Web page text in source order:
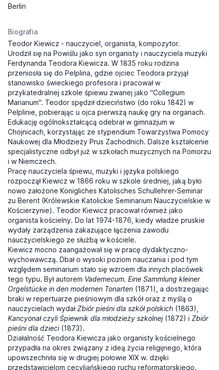
Berlin
Biografia
Teodor Kiewicz - nauczyciel, organista, kompozytor.
Urodził się na Powiślu jako syn organisty i nauczyciela muzyki
Ferdynanda Teodora Kiewicza. W 1835 roku rodzina
przeniosła się do Pelplina, gdzie ojciec Teodora przyjął
stanowisko świeckiego profesora i pracował w
przykatedralnej szkole śpiewu zwanej jako "Collegium
Marianum". Teodor spędził dzieciństwo (do roku 1842) w
Pelplinie, pobierając u ojca pierwszą naukę gry na organach.
Edukację ogólnokształcącą odebrał w gimnazjum w
Chojnicach, korzystając ze stypendium Towarzystwa Pomocy
Naukowej dla Młodzieży Prus Zachodnich. Dalsze kształcenie
specjalistyczne odbył już w szkołach muzycznych na Pomorzu
i w Niemczech.
Pracę nauczyciela śpiewu, muzyki i języka polskiego
rozpoczął Kiewicz w 1866 roku w szkole średniej, jaką było
nowo założone Königliches Katolisches Schullehrer-Seminar
zu Berent (Królewskie Katolickie Seminarium Nauczycielskie w
Kościerzynie). Teodor Kiewicz pracował również jako
organista kościelny. Do lat 1974-1876, kiedy władze pruskie
wydały zarządzenia zakazujące łączenia zawodu
nauczycielskiego ze służbą w kościele.
Kiewicz mocno zaangażował się w pracę dydaktyczno-
wychowawczą. Dbał o wysoki poziom nauczania i pod tym
względem seminarium stało się wzroem dla innych placówek
tego typu. Był autorem Vademecum. Eine Sammlung kleiner
Orgelstücke in den modernen Tonarten (1871), a dostrzegając
braki w repertuarze pieśniowym dla szkół oraz z myślą o
nauczycielach wydałZbiór pieśni dla szkół polskich (1863),
Kancyonał czyli Śpiewnik dla młodzieży szkolnej(1872) i Zbiór
pieśni dla dzieci(1873).
Działalność Teodora Kiewicza jako organisty kościelnego
przypadła na okres związany z ideą życia religijnego, która
upowszechniła się w drugiej połowie XIX w. dzięki
przedstawicielom cecyliańskiego ruchu reformatorskiego.